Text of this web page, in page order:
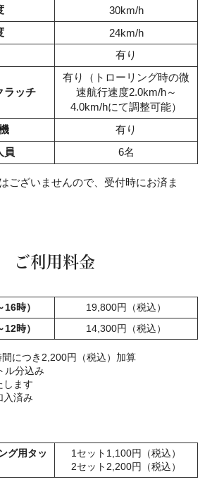
30km/h
24km/h
有り
ラッチ
有り（トローリング時の微
速航行速度2.0km/h～
4.0km/hにて調整可能）
有り
員
6名
ございませんので、受付時にお済ま
ご利用料金
時）
19,800円（税込）
時）
14,300円（税込）
につき2,200円（税込）加算
ル分込み
ます
済み
グ用タッ
1セット1,100円（税込）
2セット2,200円（税込）